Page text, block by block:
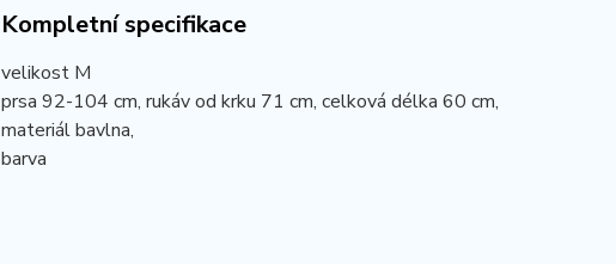
Kompletní specifikace
velikost M
prsa 92-104 cm, rukáv od krku 71 cm, celková délka 60 cm,
materiál bavlna,
barva